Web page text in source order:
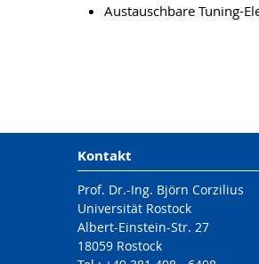
Austauschbare Tuning-
Kontakt
Prof. Dr.-Ing. Björn Corzilius
Universität Rostock
Albert-Einstein-Str. 27
18059 Rostock